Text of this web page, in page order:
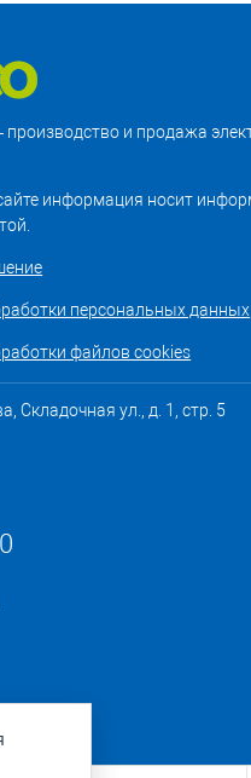
и продажа
информация носит
персональных данных
файлов cookies
Складочная ул., д. 1, стр. 5